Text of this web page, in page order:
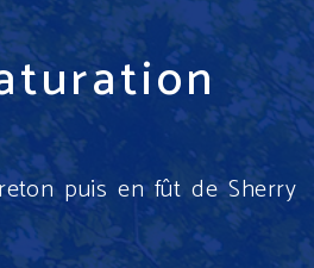
puis en fût de Sherry